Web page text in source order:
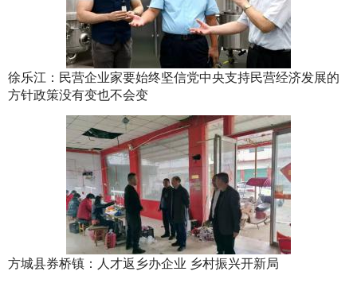
徐乐江：民营企业家要始终坚信党中央支持民营经济发展的
方针政策没有变也不会变
方城县券桥镇：人才返乡办企业 乡村振兴开新局